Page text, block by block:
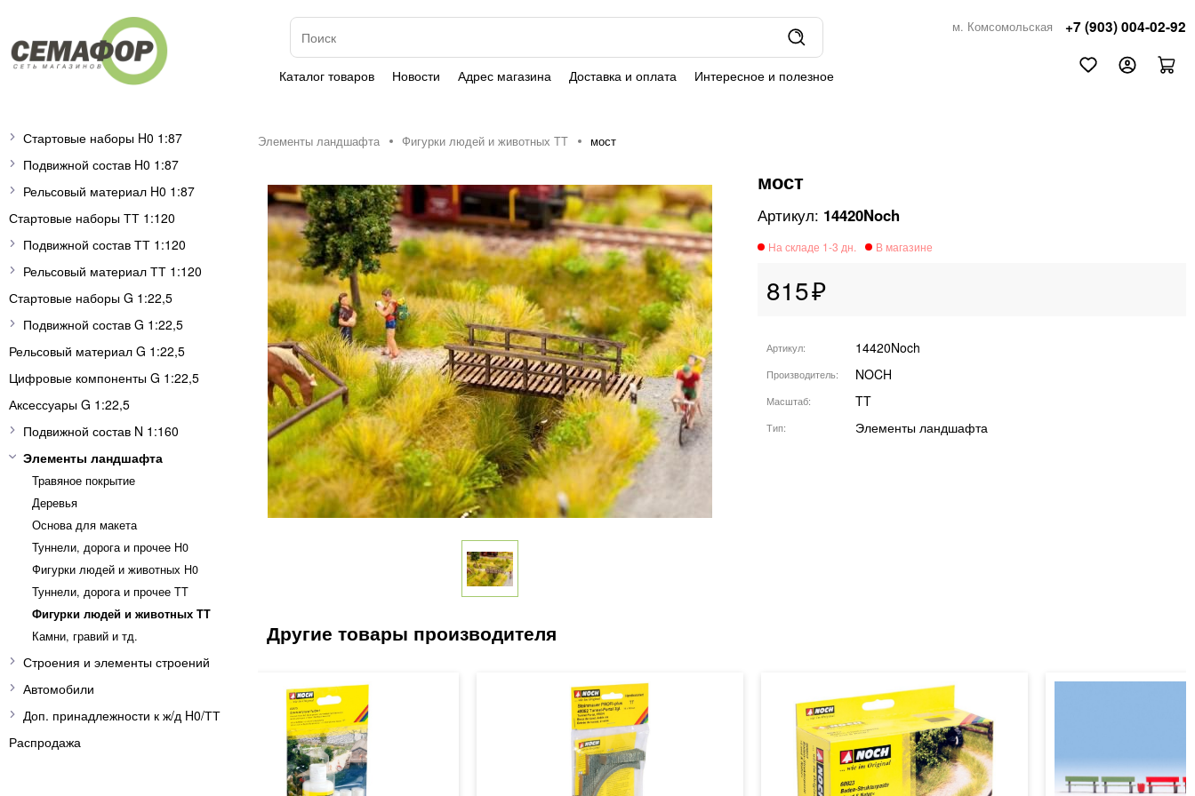
Каталог товаров Новости Адрес магазина Доставка и оплата Интересное и полезное
м. Комсомольская +7 (903) 004-02-92
Стартовые наборы H0 1:87
Подвижной состав H0 1:87
Рельсовый материал H0 1:87
Стартовые наборы ТТ 1:120
Подвижной состав ТТ 1:120
Рельсовый материал ТТ 1:120
Стартовые наборы G 1:22,5
Подвижной состав G 1:22,5
Рельсовый материал G 1:22,5
Цифровые компоненты G 1:22,5
Аксессуары G 1:22,5
Подвижной состав N 1:160
Элементы ландшафта
Травяное покрытие
Деревья
Основа для макета
Туннели, дорога и прочее H0
Фигурки людей и животных H0
Туннели, дорога и прочее TT
Фигурки людей и животных TT
Камни, гравий и тд.
Строения и элементы строений
Автомобили
Доп. принадлежности к ж/д H0/ТТ
Распродажа
Элементы ландшафта Фигурки людей и животных TT мост
мост
14420Noch
815
Артикул 14420Noch
Производитель NOCH
Масштаб TT
Тип Элементы ландшафта